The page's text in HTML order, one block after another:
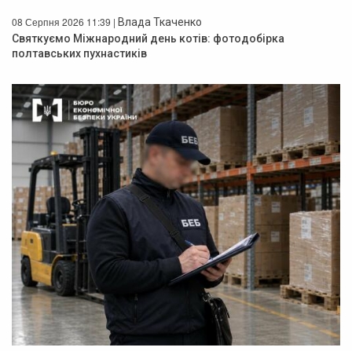
08 Серпня 2026 11:39 | Влада Ткаченко
Святкуємо Міжнародний день котів: фотодобірка
полтавських пухнастиків